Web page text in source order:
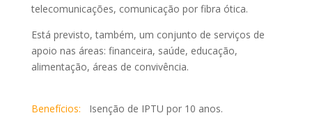
telecomunicações, comunicação por fibra ótica.
Está previsto, também, um conjunto de serviços de
apoio nas áreas: financeira, saúde, educação,
alimentação, áreas de convivência.
Benefícios: Isenção de IPTU por 10 anos.